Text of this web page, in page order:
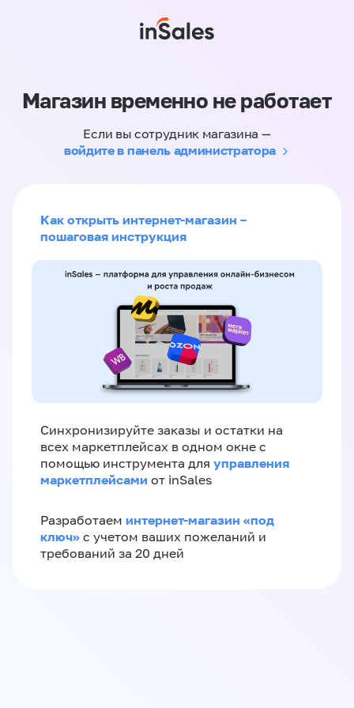
Магазин временно не работает
Если вы сотрудник магазина —
войдите в панель администратора
Как открыть интернет-магазин –
пошаговая инструкция
Синхронизируйте заказы и остатки на
всех маркетплейсах в одном окне с
помощью инструмента для управления
маркетплейсами от inSales
Разработаем интернет-магазин «‎под
ключ»‎ с учетом ваших пожеланий и
требований за 20 дней